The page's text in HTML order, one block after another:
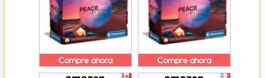
Compre ahora Compre ahora